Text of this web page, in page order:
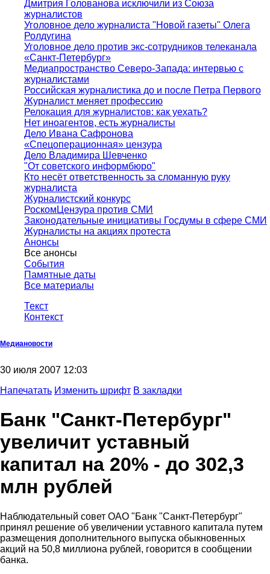
Дмитрия Голованова исключили из Союза
журналистов
Уголовное дело журналиста "Новой газеты" Олега
Ролдугина
Уголовное дело против экс-сотрудников телеканала
«Санкт-Петербург»
Медиапространство Северо-Запада: интервью с
журналистами
Российская журналистика до и после Петра Первого
Журналист меняет профессию
Релокация для журналистов: как уехать?
Нет иноагентов, есть журналисты
Дело Ивана Сафронова
«Спецоперационная» цензура
Дело Владимира Шевченко
"От советского информбюро"
Кто несёт ответственность за сломанную руку
журналиста
Журналистский конкурс
РоскомЦензура против СМИ
Законодательные инициативы Госдумы в сфере СМИ
Журналисты на акциях протеста
Анонсы
Все анонсы
События
Памятные даты
Все материалы
Текст
Контекст
Медиановости
30 июля 2007 12:03
Напечатать Изменить шрифт В закладки
Банк "Санкт-Петербург"
увеличит уставный
капитал на 20% - до 302,3
млн рублей
Наблюдательный совет ОАО "Банк "Санкт-Петербург"
принял решение об увеличении уставного капитала путем
размещения дополнительного выпуска обыкновенных
акций на 50,8 миллиона рублей, говорится в сообщении
банка.